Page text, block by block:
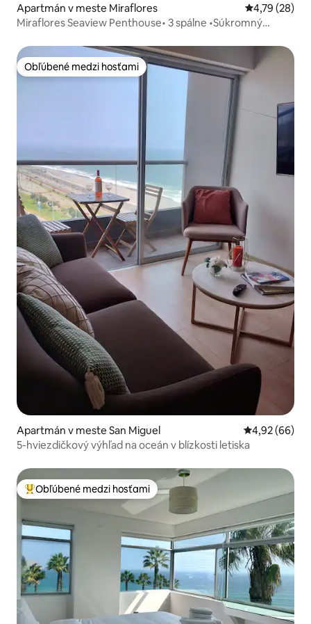
Apartmán v meste Miraflores Priemerné
4,79 (28)
Miraflores Seaview Penthouse• 3 spálne •Súkromný
Obľúbené medzi hosťami
Obľúbené medzi hosťami
Apartmán v meste San Miguel Priemerné
4,92 (66)
5-hviezdičkový výhľad na oceán v blízkosti letiska
Najobľúbenejšie medzi hosťami
Obľúbené medzi hosťami